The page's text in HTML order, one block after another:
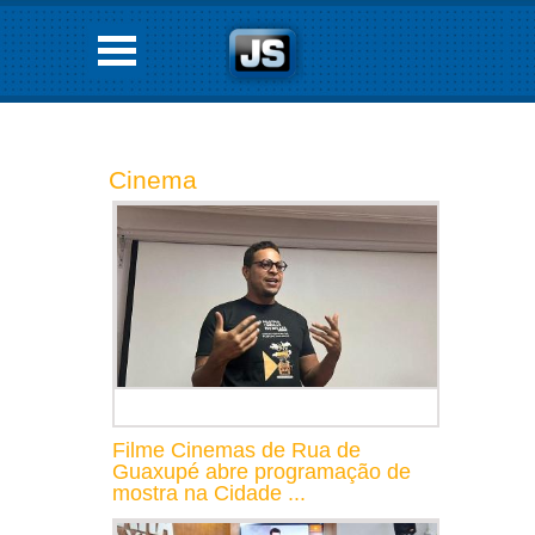
Cinema
Filme Cinemas de Rua de
Guaxupé abre programação de
mostra na Cidade ...